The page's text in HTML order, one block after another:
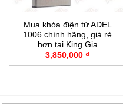
Mua khóa điện tử ADEL
1006 chính hãng, giá rẻ
hơn tại King Gia
3,850,000 ₫